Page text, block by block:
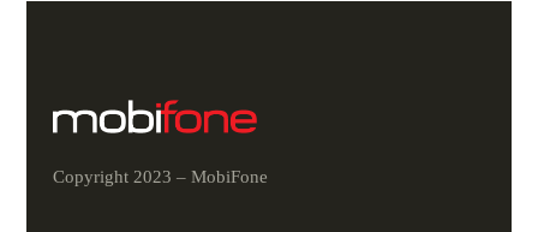
Copyright 2023 – MobiFone